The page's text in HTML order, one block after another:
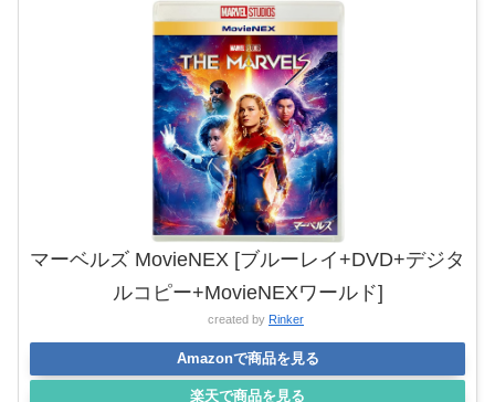
マーベルズ MovieNEX [ブルーレイ+DVD+デジタ
ルコピー+MovieNEXワールド]
created by Rinker
Amazonで商品を見る
楽天で商品を見る